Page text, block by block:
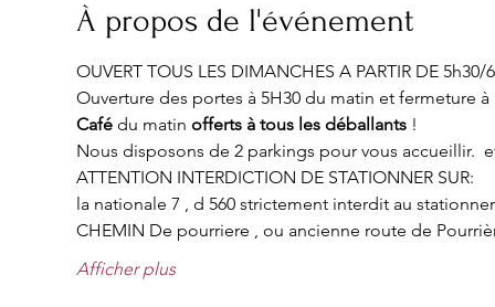
À propos de l'événement
OUVERT TOUS LES DIMANCHES A PARTIR DE
Ouverture des portes à 5H30 du matin et fermeture à
Café du matin offerts à tous les déballants !
Nous disposons de 2 parkings pour vous accueillir.
ATTENTION INTERDICTION DE STATIONNER SUR:
la nationale 7 , d 560 strictement interdit au
CHEMIN De pourriere , ou ancienne route de
Afficher plus